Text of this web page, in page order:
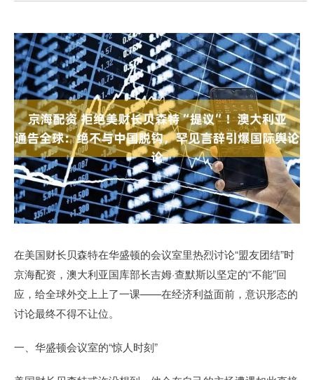
在美国财长贝森特在华盛顿的会议室里热烈讨论“盟友团结”时
京海配资，澳大利亚国库部长吉姆·查默斯以坚定的“不能”回
应，给全球外交上上了一课——在经济利益面前，意识形态的
讨论最终不得不让位。
一、华盛顿会议室的“惊人时刻”